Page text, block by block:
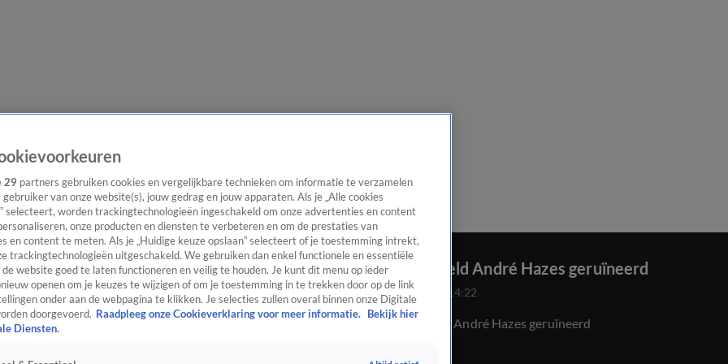
LEGO-Beeld André Hazes geruïneerd
13 aug 2020, 14:22
LEGO-Beeld André Hazes geruïneerd
29 partners gebruiken cookies en vergelijkbare technieken om informatie te verzamelen
gebruiker van onze website(s), jouw gedrag en jouw apparaten. Als je „Alle cookies
selecteert, worden trackingtechnologieën ingeschakeld om onze advertenties en content
onze producten en diensten te verbeteren en om de prestaties van
en content te meten. Als je „Huidige keuze opslaan” selecteert of je toestemming intrekt,
trackingtechnologieën uitgeschakeld. We gebruiken dan enkel functionele en essentiële
de website goed te laten functioneren en veilig te houden. Je kunt dit menu op ieder
openen om je keuzes te wijzigen of om je toestemming in te trekken door op de link
onder aan de webpagina te klikken. Je selecties zullen overal binnen onze Digitale
doorgevoerd. Raadpleeg onze Cookieverklaring voor meer informatie. Bekijk hier
Diensten.